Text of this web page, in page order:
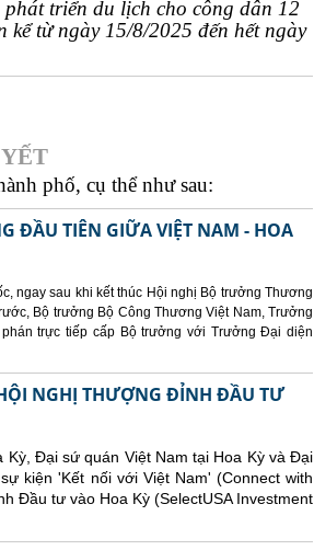
triển du lịch cho công dân 12
kể từ ngày 15/8/2025 đến hết ngày
phố, cụ thể như sau:
ĐẦU TIÊN GIỮA VIỆT NAM - HOA
ngay sau khi kết thúc Hội nghị Bộ trưởng Thương
Bộ trưởng Bộ Công Thương Việt Nam, Trưởng
trực tiếp cấp Bộ trưởng với Trưởng Đại diện
NGHỊ THƯỢNG ĐỈNH ĐẦU TƯ
Đại sứ quán Việt Nam tại Hoa Kỳ và Đại
kiện 'Kết nối với Việt Nam' (Connect with
Đầu tư vào Hoa Kỳ (SelectUSA Investment